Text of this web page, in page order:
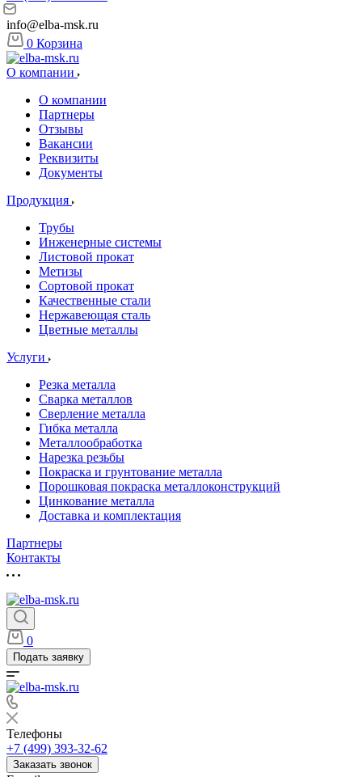
info@elba-msk.ru
0 Корзина
О компании
О компании
Партнеры
Отзывы
Вакансии
Реквизиты
Документы
Продукция
Трубы
Инженерные системы
Листовой прокат
Метизы
Сортовой прокат
Качественные стали
Нержавеющая сталь
Цветные металлы
Услуги
Резка металла
Сварка металлов
Сверление металла
Гибка металла
Металлообработка
Нарезка резьбы
Покраска и грунтование металла
Порошковая покраска металлоконструкций
Цинкование металла
Доставка и комплектация
Партнеры
Контакты
0
Подать заявку
Телефоны
+7 (499) 393-32-62
Заказать звонок